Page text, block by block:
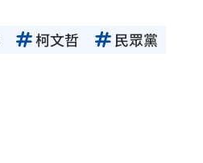
柯文哲
民眾黨